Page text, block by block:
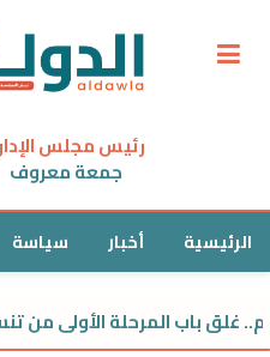
رئيس مجلس
جمعة معروف
الرئيسية أخبار سياسة
الأولى من تنسيق الجامعات 2026 والفرصة